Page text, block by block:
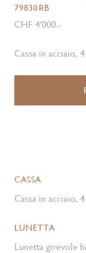
79830RB
CHF 4'000.-
Cassa in acciaio,
CASSA
Cassa in acciaio,
LUNETTA
Lunetta girevole